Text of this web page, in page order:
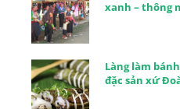
xanh – thông
Làng làm
đặc sản xứ